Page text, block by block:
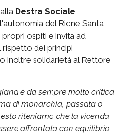
Destra Sociale
del Rione Santa
ospiti e invita ad
rispetto dei principi
inoltre solidarietà al Rettore
è da sempre molto critica
di monarchia, passata o
riteniamo che la vicenda
affrontata con equilibrio